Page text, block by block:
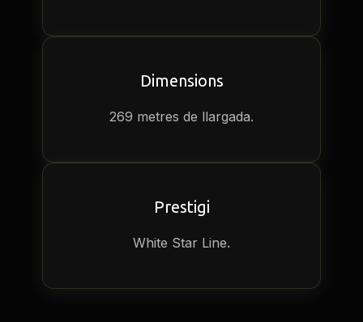
Dimensions
269 metres de llargada.
Prestigi
White Star Line.